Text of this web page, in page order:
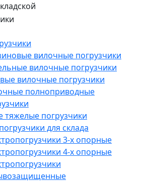
вилочные погрузчики
вилочные погрузчики
вилочные погрузчики
полноприводные
тяжелые погрузчики
для склада
3-х опорные
4-х опорные